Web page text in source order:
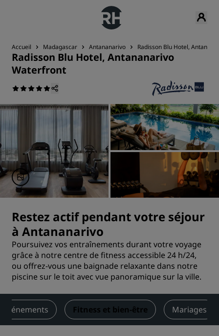
Accueil Madagascar Antananarivo Radisson Blu Hotel,
Radisson Blu Hotel, Antananarivo
Waterfront
Restez actif pendant votre séjour
à Antananarivo
Poursuivez vos entraînements durant votre voyage
grâce à notre centre de fitness accessible 24 h/24,
ou offrez-vous une baignade relaxante dans notre
piscine sur le toit avec vue panoramique sur la ville.
événements Fitness et bien-être Mariages